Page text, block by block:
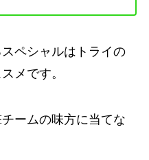
ペシャルはトライの
メです。
ームの味方に当てな